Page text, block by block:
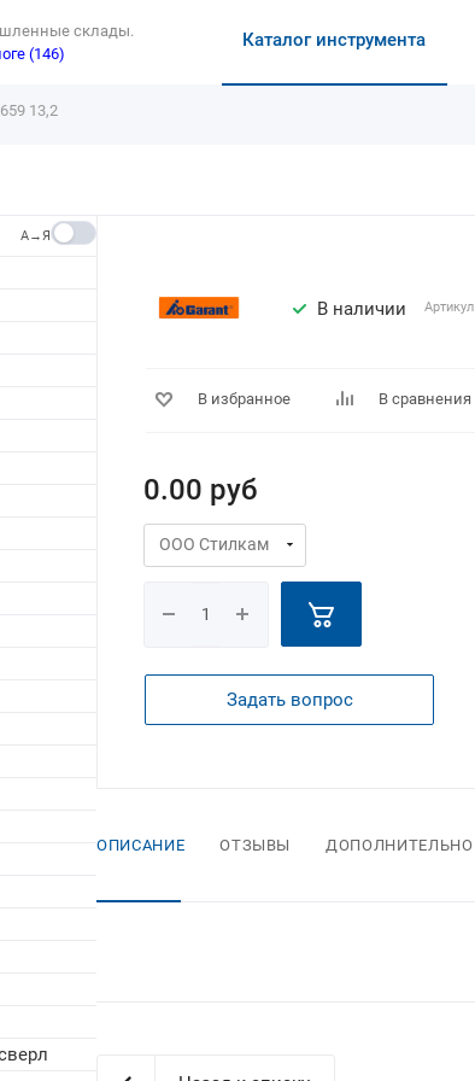
склады.
(146)
Каталог инструмента
13,2
В наличии Артикул
В избранное В сравнения
0.00 руб
Задать вопрос
ОПИСАНИЕ ОТЗЫВЫ ДОПОЛНИТЕЛЬНО
A→Я